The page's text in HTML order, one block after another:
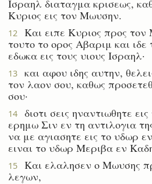
Ισραηλ διαταγμα κρισεως,
Κυριος εις τον Μωυσην.
12
Και ειπε Κυριος προς
τουτο το ορος Αβαριμ και ιδε
εδωκα εις τους υιους Ισραηλ·
13
και αφου ιδης αυτην,
τον λαον σου, καθως
σου·
14
διοτι σεις ηναντιωθητε
ερημω Σιν εν τη αντιλογια
να με αγιασητε εις το υδωρ
ειναι το υδωρ Μεριβα εν
15
Και ελαλησεν ο Μωυσης
λεγων,